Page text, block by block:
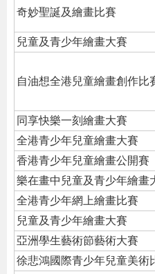
奇妙聖誕及繪畫比賽
兒童及青少年繪畫大賽
自油想全港兒童繪畫創作比
同享快樂一刻繪畫大賽
全港青少年兒童繪畫大賽
香港青少年兒童繪畫公開賽
樂在畫中兒童及青少年繪畫
全港青少年網上繪畫比賽
兒童及青少年繪畫大賽
亞洲學生藝術節藝術大賽
徐悲鴻國際青少年兒童美術